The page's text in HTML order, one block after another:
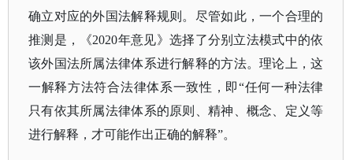
确立对应的外国法解释规则。尽管如此，一个合理的
推测是，《2020年意见》选择了分别立法模式中的依
该外国法所属法律体系进行解释的方法。理论上，这
一解释方法符合法律体系一致性，即“任何一种法律
只有依其所属法律体系的原则、精神、概念、定义等
进行解释，才可能作出正确的解释”。